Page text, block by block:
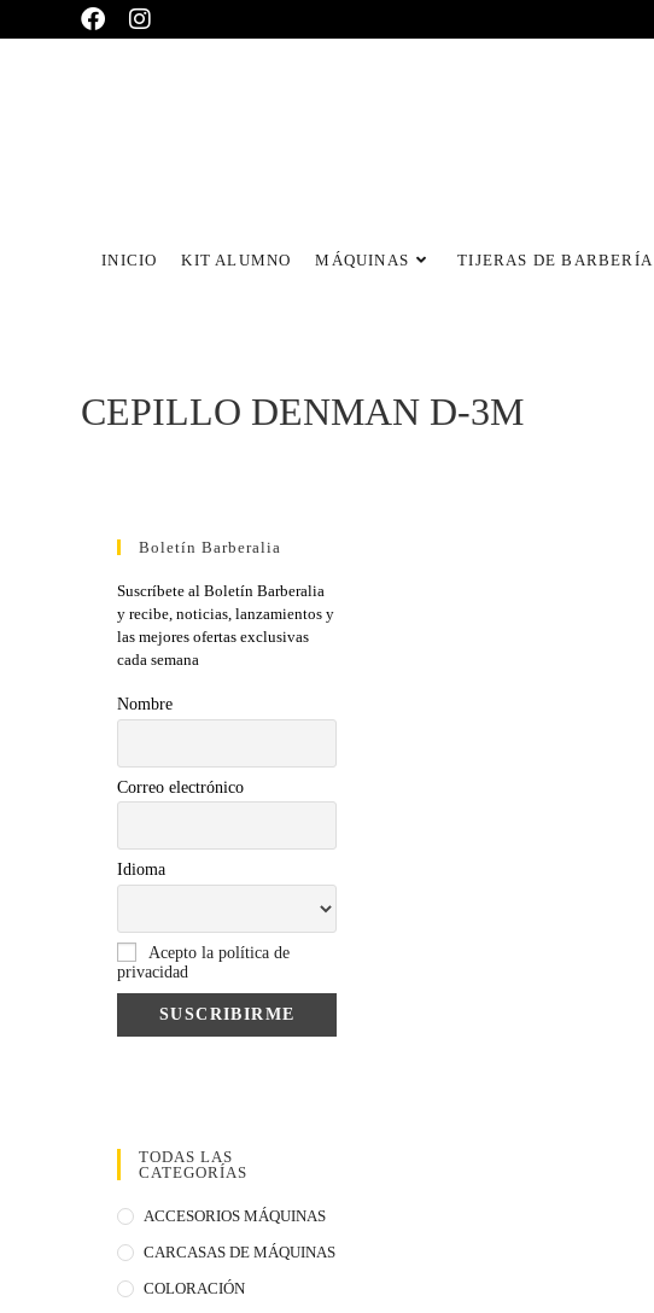
INICIO KIT ALUMNO MÁQUINAS TIJERAS DE BARBERÍA
CEPILLO DENMAN D-3M
Boletín Barberalia
Suscríbete al Boletín Barberalia
y recibe, noticias, lanzamientos y
las mejores ofertas exclusivas
cada semana
Nombre
Correo electrónico
Idioma
Acepto la política de
privacidad
TODAS LAS
CATEGORÍAS
ACCESORIOS MÁQUINAS
CARCASAS DE MÁQUINAS
COLORACIÓN